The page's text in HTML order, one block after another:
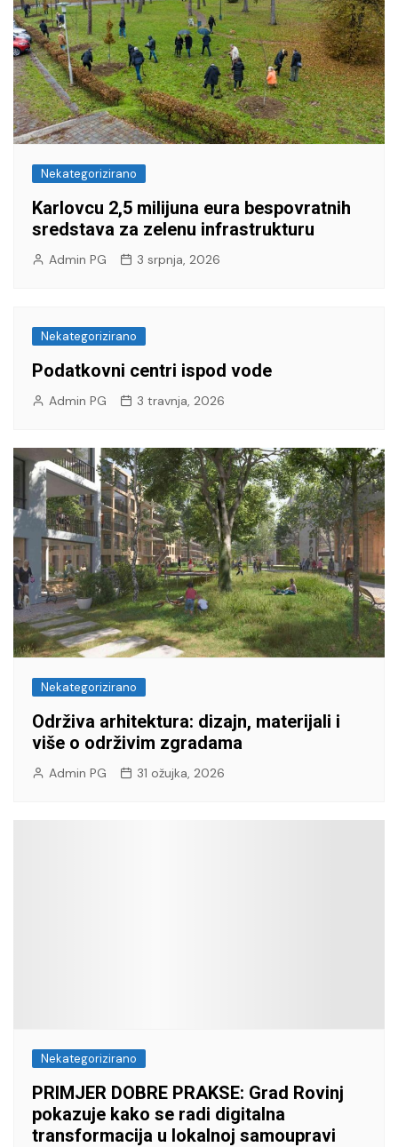
Nekategorizirano
Karlovcu 2,5 milijuna eura bespovratnih
sredstava za zelenu infrastrukturu
Admin PG 3 srpnja, 2026
Nekategorizirano
Podatkovni centri ispod vode
Admin PG 3 travnja, 2026
Nekategorizirano
Održiva arhitektura: dizajn, materijali i
više o održivim zgradama
Admin PG 31 ožujka, 2026
Nekategorizirano
PRIMJER DOBRE PRAKSE: Grad Rovinj
pokazuje kako se radi digitalna
transformacija u lokalnoj samoupravi